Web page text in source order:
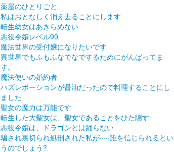
薬屋のひとりごと
私はおとなしく消え去ることにします
転生幼女はあきらめない
悪役令嬢レベル99
魔法世界の受付嬢になりたいです
異世界でもふもふなでなでするためにがんばってま
す。
魔法使いの婚約者
ハズレポーションが醤油だったので料理することにし
ました
聖女の魔力は万能です
転生した大聖女は、聖女であることをひた隠す
悪役令嬢は、ドラゴンとは踊らない
騙され裏切られ処刑された私が·····誰を信じられるとい
うのでしょう?